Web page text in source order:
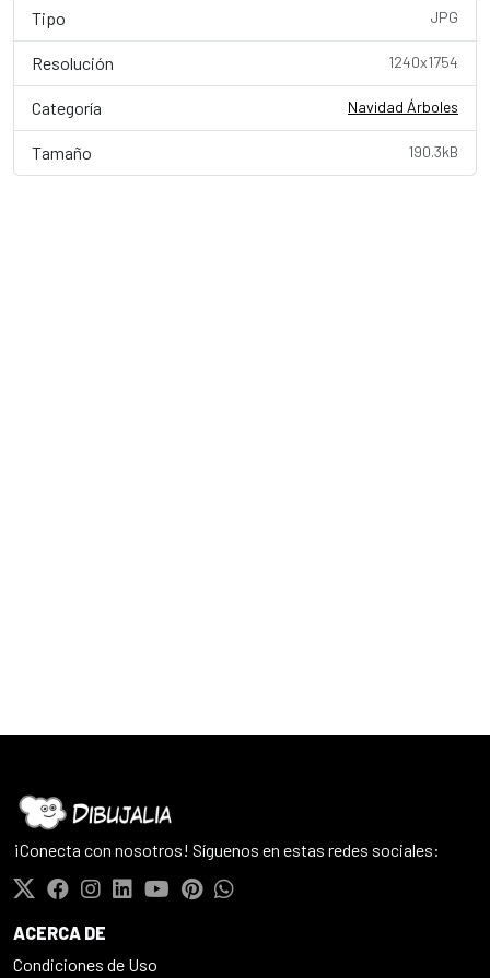
Tipo JPG
Resolución 1240x1754
Categoría Navidad Árboles
Tamaño 190.3kB
¡Conecta con nosotros! Síguenos en estas redes sociales:
ACERCA DE
Condiciones de Uso